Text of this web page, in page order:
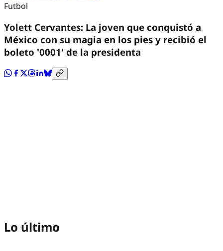
Futbol
Yolett Cervantes: La joven que conquistó a
México con su magia en los pies y recibió el
boleto '0001' de la presidenta
Lo último